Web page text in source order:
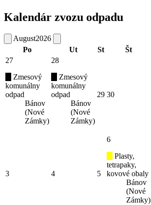
Kalendár zvozu odpadu
August2026
Po
Ut St Št
27
Zmesový
komunálny
odpad
Bánov
(Nové
Zámky)
28
Zmesový
komunálny
odpad
Bánov
(Nové
Zámky)
29 30
3 4 5
6
Plasty,
tetrapaky,
kovové obaly
Bánov
(Nové
Zámky)